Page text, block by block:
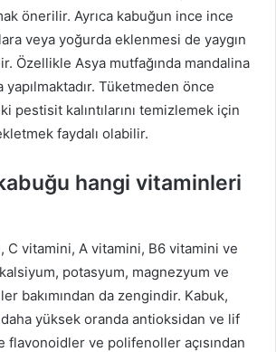
önerilir. Ayrıca kabuğun ince ince
veya yoğurda eklenmesi de yaygın
Özellikle Asya mutfağında mandalina
Tüketmeden önce
pestisit kalıntılarını temizlemek için
faydalı olabilir.
hangi vitaminleri
C vitamini, A vitamini, B6 vitamini ve
potasyum, magnezyum ve
bakımından da zengindir. Kabuk,
yüksek oranda antioksidan ve lif
flavonoidler ve polifenoller açısından